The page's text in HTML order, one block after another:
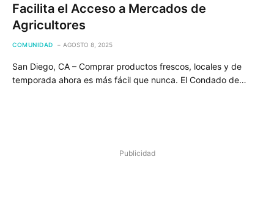
Facilita el Acceso a Mercados de
Agricultores
COMUNIDAD AGOSTO 8, 2025
San Diego, CA – Comprar productos frescos, locales y de
temporada ahora es más fácil que nunca. El Condado de…
Publicidad